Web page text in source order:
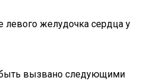
левого желудочка сердца у
вызвано следующими